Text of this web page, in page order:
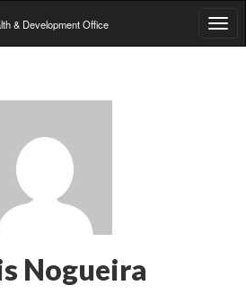
& Development Office
Nogueira